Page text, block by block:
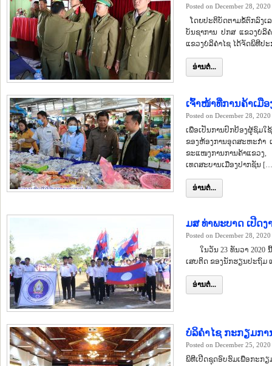
Posted on December 28, 2020
ໂດຍປະຕິບັດຕາມຂໍ້ຕົກລົງເ
ບັນຊາການ ປກສ ແຂວງບໍລິ
ແຂວງບໍລິຄໍາໄຊ ໄດ້ຈັດພິທີປ
ອ່ານຕໍ່...
ເຈົ້າໜ້າທີ່ການຄ້າເມື
Posted on December 28, 2020
ເພື່ອເປັນການປົກປ້ອງຜູ້ຊົມໃ
ຂອງຫ້ອງການອຸດສະຫະກຳ
ຂະແໜງການການຄ້າແຂວງ
ເທດສະບານເມືອງປາກຊັນ
ອ່ານຕໍ່...
ມສ ທ່າພະບາດ ເປີດ
Posted on December 28, 2020
ໃນວັນ 23 ທັນວາ 2020 ນີ້
ເສບຕິດ ຂອງນັກຮຽນປະຖົມ
ອ່ານຕໍ່...
ບໍລິຄຳໄຊ ກະກຽມກ
Posted on December 25, 2020
ພິທີເປີດຊຸດອົບຮົມເພື່ອກະ